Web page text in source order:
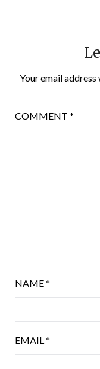
Your email
COMMENT *
NAME*
EMAIL*